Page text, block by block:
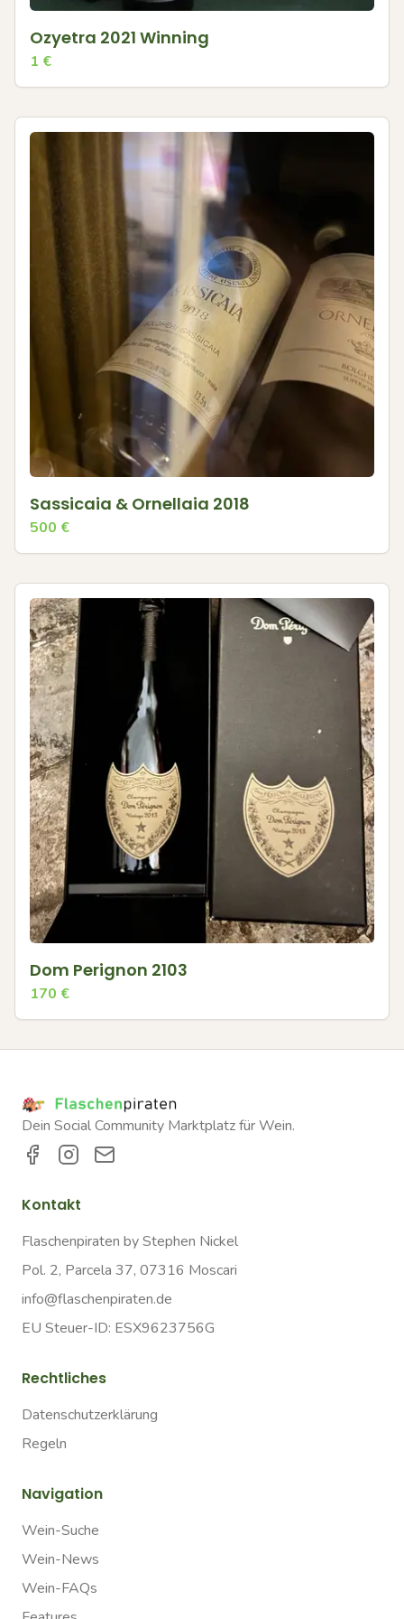
Ozyetra 2021 Winning
1 €
Sassicaia & Ornellaia 2018
500 €
Dom Perignon 2103
170 €
Dein Social Community Marktplatz für Wein.
Kontakt
Flaschenpiraten by Stephen Nickel
Pol. 2, Parcela 37, 07316 Moscari
info@flaschenpiraten.de
EU Steuer-ID: ESX9623756G
Rechtliches
Datenschutzerklärung
Regeln
Navigation
Wein-Suche
Wein-News
Wein-FAQs